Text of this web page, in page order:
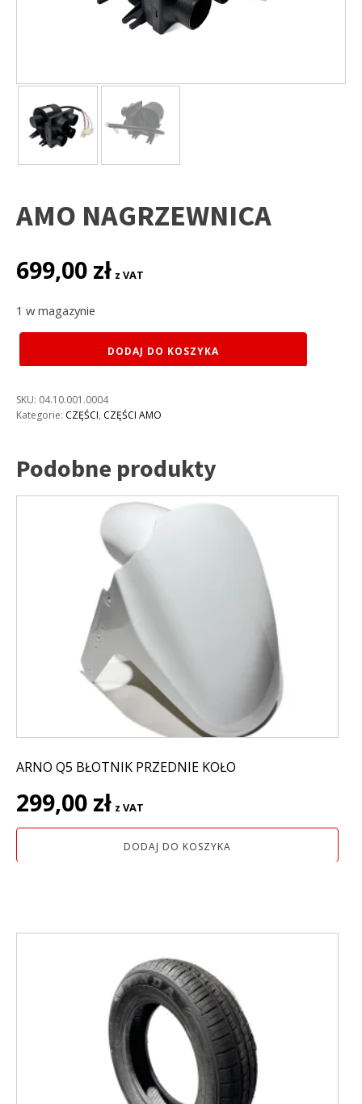
AMO NAGRZEWNICA
699,00 zł z VAT
1 w magazynie
AMO
DODAJ DO KOSZYKA
SKU: 04.10.001.0004
Kategorie: CZĘŚCI, CZĘŚCI AMO
Podobne produkty
ARNO Q5 BŁOTNIK PRZEDNIE KOŁO
299,00 zł z VAT
DODAJ DO KOSZYKA